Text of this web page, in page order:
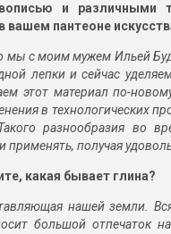
и различными
вашем пантеоне
мы с моим мужем Ильей
лепки и сейчас
этот материал по-
в технологических
разнообразия во
применять, получая
какая бывает глина?
нашей земли.
большой отпечаток